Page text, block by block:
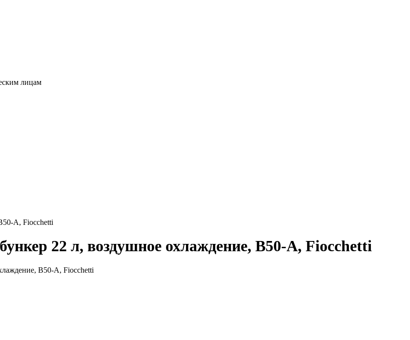
лицам
A, Fiocchetti
22 л, воздушное охлаждение, B50-A, Fiocchetti